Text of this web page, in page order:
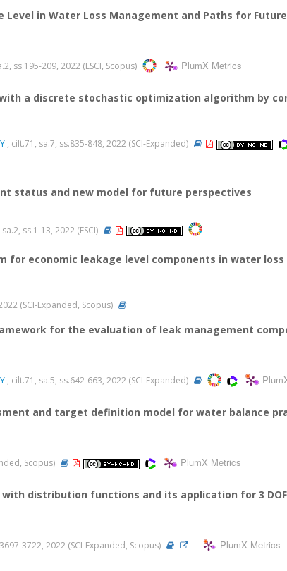
Level in Water Loss Management and Paths for
ss.195-209, 2022 (ESCI, Scopus) PlumX Metrics
a discrete stochastic optimization algorithm by
, cilt.71, sa.7, ss.835-848, 2022 (SCI-Expanded)
status and new model for future perspectives
ss.1-13, 2022 (ESCI)
for economic leakage level components in water loss
(SCI-Expanded, Scopus)
for the evaluation of leak management
, cilt.71, sa.5, ss.642-663, 2022 (SCI-Expanded)
and target definition model for water balance
Scopus) PlumX Metrics
distribution functions and its application for 3
3722, 2022 (SCI-Expanded, Scopus) PlumX Metrics